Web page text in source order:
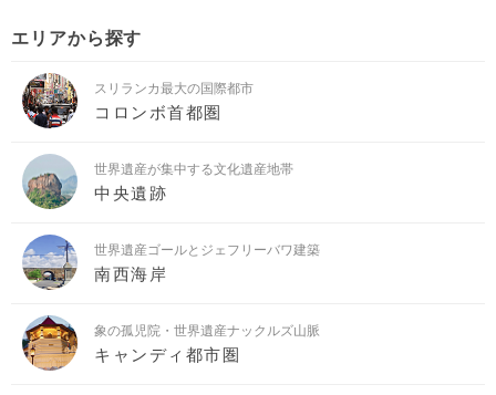
エリアから探す
スリランカ最大の国際都市
コロンボ首都圏
世界遺産が集中する文化遺産地帯
中央遺跡
世界遺産ゴールとジェフリーバワ建築
南西海岸
象の孤児院・世界遺産ナックルズ山脈
キャンディ都市圏